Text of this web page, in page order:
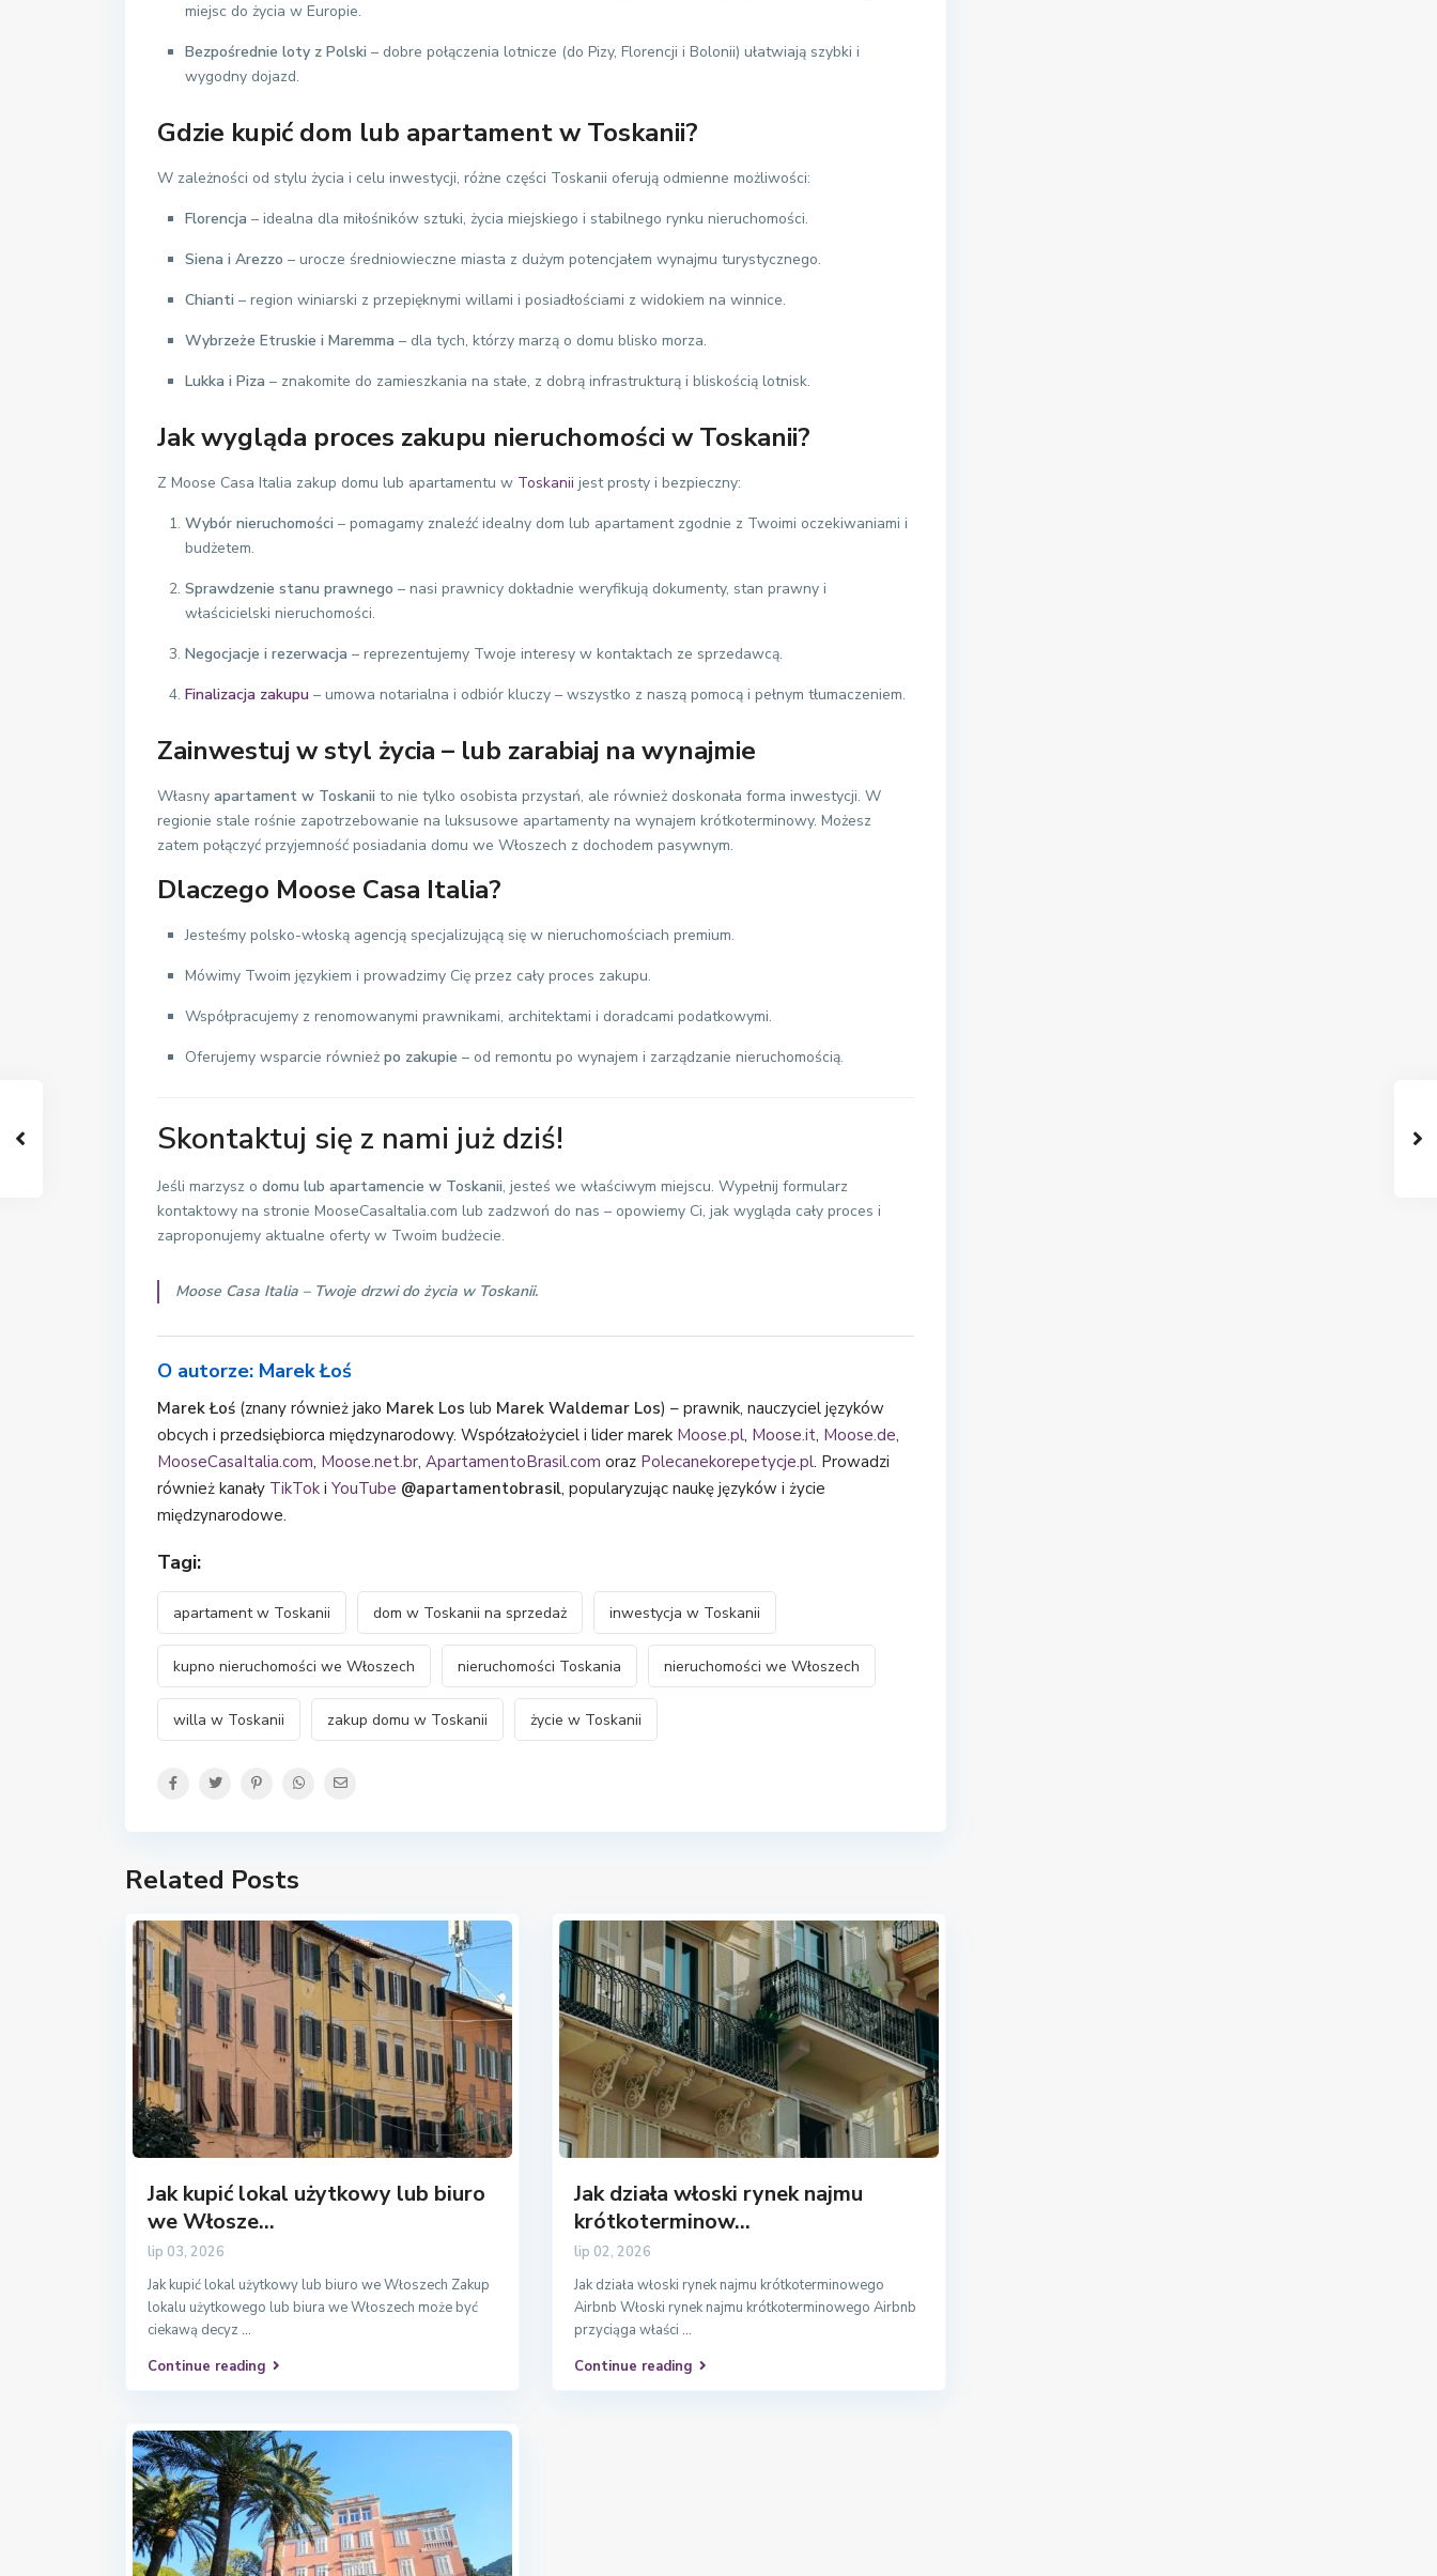
miejsc do życia w Europie.
Bezpośrednie loty z Polski – dobre połączenia lotnicze (do Pizy, Florencji i Bolonii) ułatwiają szybki i
wygodny dojazd.
Gdzie kupić dom lub apartament wToskanii?
W zależności od stylu życia i celu inwestycji, różne części Toskanii oferują odmienne możliwości:
Florencja – idealna dla miłośników sztuki, życia miejskiego i stabilnego rynku nieruchomości.
Siena i Arezzo – urocze średniowieczne miasta z dużym potencjałem wynajmu turystycznego.
Chianti – region winiarski z przepięknymi willami i posiadłościami z widokiem na winnice.
Wybrzeże Etruskie i Maremma – dla tych, którzy marzą o domu blisko morza.
Lukka i Piza – znakomite do zamieszkania na stałe, z dobrą infrastrukturą i bliskością lotnisk.
Jak wygląda proces zakupu nieruchomości wToskanii?
Z Moose Casa Italia zakup domu lub apartamentu w Toskanii jest prosty i bezpieczny:
Wybór nieruchomości – pomagamy znaleźć idealny dom lub apartament zgodnie z Twoimi oczekiwaniami i
budżetem.
Sprawdzenie stanu prawnego – nasi prawnicy dokładnie weryfikują dokumenty, stan prawny i
właścicielski nieruchomości.
Negocjacje i rezerwacja – reprezentujemy Twoje interesy w kontaktach ze sprzedawcą.
Finalizacja zakupu – umowa notarialna i odbiór kluczy – wszystko z naszą pomocą i pełnym tłumaczeniem.
Zainwestuj w styl życia – lub zarabiaj na wynajmie
Własny apartament w Toskanii to nie tylko osobista przystań, ale również doskonała forma inwestycji. W
regionie stale rośnie zapotrzebowanie na luksusowe apartamenty na wynajem krótkoterminowy. Możesz
zatem połączyć przyjemność posiadania domu we Włoszech z dochodem pasywnym.
Dlaczego Moose Casa Italia?
Jesteśmy polsko-włoską agencją specjalizującą się w nieruchomościach premium.
Mówimy Twoim językiem i prowadzimy Cię przez cały proces zakupu.
Współpracujemy z renomowanymi prawnikami, architektami i doradcami podatkowymi.
Oferujemy wsparcie również po zakupie – od remontu po wynajem i zarządzanie nieruchomością.
Skontaktuj się z nami już dziś!
Jeśli marzysz o domu lub apartamencie w Toskanii, jesteś we właściwym miejscu. Wypełnij formularz
kontaktowy na stronie MooseCasaItalia.com lub zadzwoń do nas – opowiemy Ci, jak wygląda cały proces i
zaproponujemy aktualne oferty w Twoim budżecie.
Moose Casa Italia – Twoje drzwi do życia w Toskanii.
O autorze: Marek Łoś
Marek Łoś (znany również jako Marek Los lub Marek Waldemar Los) – prawnik, nauczyciel języków
obcych i przedsiębiorca międzynarodowy. Współzałożyciel i lider marek Moose.pl, Moose.it, Moose.de,
MooseCasaItalia.com, Moose.net.br, ApartamentoBrasil.com oraz Polecanekorepetycje.pl. Prowadzi
również kanały TikTok i YouTube @apartamentobrasil, popularyzując naukę języków i życie
międzynarodowe.
Tagi:
apartament w Toskanii dom w Toskanii na sprzedaż inwestycja w Toskanii
kupno nieruchomości we Włoszech nieruchomości Toskania nieruchomości we Włoszech
willa w Toskanii zakup domu w Toskanii życie w Toskanii
Related Posts
Jak kupić lokal użytkowy lub biuro
we Włosze...
lip 03, 2026
Jak kupić lokal użytkowy lub biuro we Włoszech Zakup
lokalu użytkowego lub biura we Włoszech może być
ciekawą decyz ...
Continue reading
Jak działa włoski rynek najmu
krótkoterminow...
lip 02, 2026
Jak działa włoski rynek najmu krótkoterminowego
Airbnb Włoski rynek najmu krótkoterminowego Airbnb
przyciąga właści ...
Continue reading